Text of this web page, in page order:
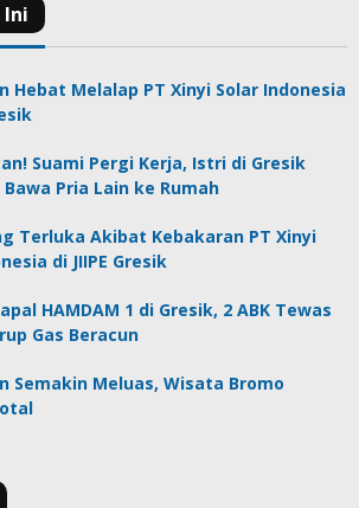
Hebat Melalap PT Xinyi Solar Indonesia
Suami Pergi Kerja, Istri di Gresik
Pria Lain ke Rumah
Terluka Akibat Kebakaran PT Xinyi
di JIIPE Gresik
HAMDAM 1 di Gresik, 2 ABK Tewas
Gas Beracun
Semakin Meluas, Wisata Bromo